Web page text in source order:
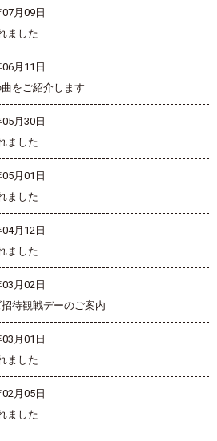
月09日
ました
月11日
をご紹介します
月30日
ました
月01日
ました
月12日
ました
月02日
待観戦デーのご案内
月01日
ました
月05日
ました